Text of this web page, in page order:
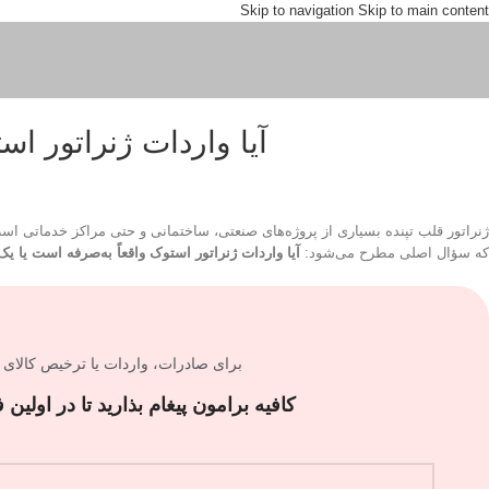
Skip to navigation Skip to main content
آیا واردات
ژنراتور قلب تپنده بسیاری از پروژه‌های صنعتی، ساختمانی و حتی مراکز خدماتی
که سؤال اصلی مطرح می‌شود:
آیا واردات ژنراتور استوک واقعاً به‌صرفه است یا
برای صادرات، واردات یا ترخیص
کافیه برامون پیغام بذارید تا در